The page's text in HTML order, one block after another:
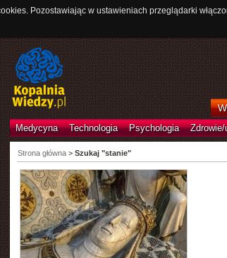
Pozostawiając w ustawieniach przeglądarki
Medycyna Technologia Psychologia Zdrowie/
Strona główna> Szukaj "stanie"